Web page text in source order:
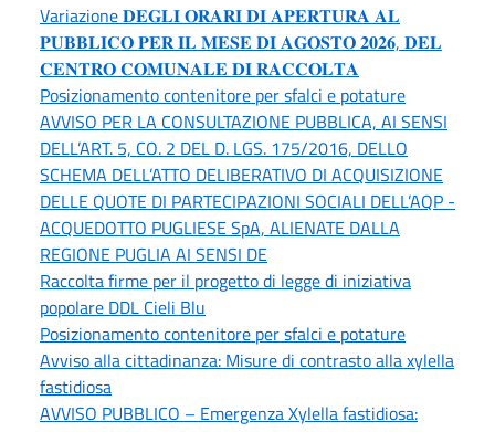
Variazione 𝐃𝐄𝐆𝐋𝐈 𝐎𝐑𝐀𝐑𝐈 𝐃𝐈 𝐀𝐏𝐄𝐑𝐓𝐔𝐑𝐀 𝐀𝐋
𝐏𝐔𝐁𝐁𝐋𝐈𝐂𝐎 𝐏𝐄𝐑 𝐈𝐋 𝐌𝐄𝐒𝐄 𝐃𝐈 𝐀𝐆𝐎𝐒𝐓𝐎 𝟐𝟎𝟐𝟔, 𝐃𝐄𝐋
𝐂𝐄𝐍𝐓𝐑𝐎 𝐂𝐎𝐌𝐔𝐍𝐀𝐋𝐄 𝐃𝐈 𝐑𝐀𝐂𝐂𝐎𝐋𝐓𝐀
Posizionamento contenitore per sfalci e potature
AVVISO PER LA CONSULTAZIONE PUBBLICA, AI SENSI
DELL’ART. 5, CO. 2 DEL D. LGS. 175/2016, DELLO
SCHEMA DELL’ATTO DELIBERATIVO DI ACQUISIZIONE
DELLE QUOTE DI PARTECIPAZIONI SOCIALI DELL’AQP -
ACQUEDOTTO PUGLIESE SpA, ALIENATE DALLA
REGIONE PUGLIA AI SENSI DE
Raccolta firme per il progetto di legge di iniziativa
popolare DDL Cieli Blu
Posizionamento contenitore per sfalci e potature
Avviso alla cittadinanza: Misure di contrasto alla xylella
fastidiosa
AVVISO PUBBLICO – Emergenza Xylella fastidiosa: